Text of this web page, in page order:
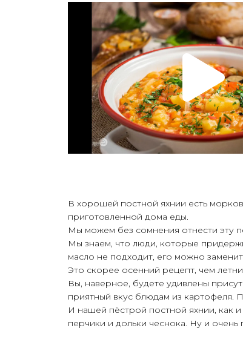
В хорошей постной яхнии есть
приготовленной дома еды.
Мы можем без сомнения отнести эту
Мы знаем, что люди, которые
масло не подходит, его можно
Это скорее осенний рецепт, чем
Вы, наверное, будете удивлены
приятный вкус блюдам из картофеля.
И нашей пёстрой постной яхнии, как
перчики и дольки чеснока. Ну и